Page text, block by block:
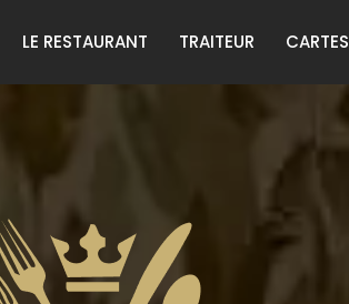
LE RESTAURANT TRAITEUR CARTES